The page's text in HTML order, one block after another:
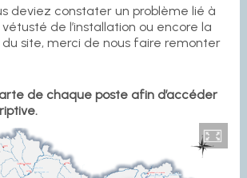
deviez constater un problème lié à
vétusté de l’installation ou encore la
du site, merci de nous faire remonter
de chaque poste afin d’accéder